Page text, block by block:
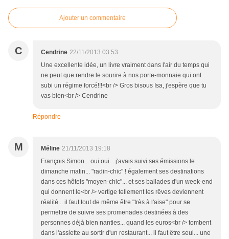
Ajouter un commentaire
C Cendrine 22/11/2013 03:53
Une excellente idée, un livre vraiment dans l'air du temps qui
ne peut que rendre le sourire à nos porte-monnaie qui ont
subi un régime forcé!!!<br /> Gros bisous Isa, j'espère que tu
vas bien<br /> Cendrine
Répondre
M Méline 21/11/2013 19:18
François Simon... oui oui... j'avais suivi ses émissions le
dimanche matin... "radin-chic" ! également ses destinations
dans ces hôtels "moyen-chic"... et ses ballades d'un week-end
qui donnent le<br /> vertige tellement les rêves deviennent
réalité... il faut tout de même être "très à l'aise" pour se
permettre de suivre ses promenades destinées à des
personnes déjà bien nanties... quand les euros<br /> tombent
dans l'assiette au sortir d'un restaurant... il faut être seul... une